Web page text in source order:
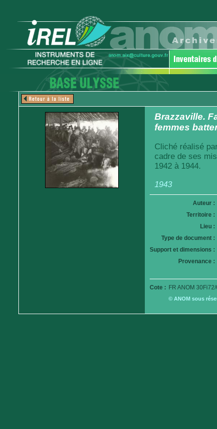
Brazzaville.
femmes
Cliché réalisé
cadre de ses
1942 à 1944.
1943
Auteur :
Territoire :
Lieu :
Type de document :
Support et dimensions :
Provenance :
Cote : FR ANOM
© ANOM sous